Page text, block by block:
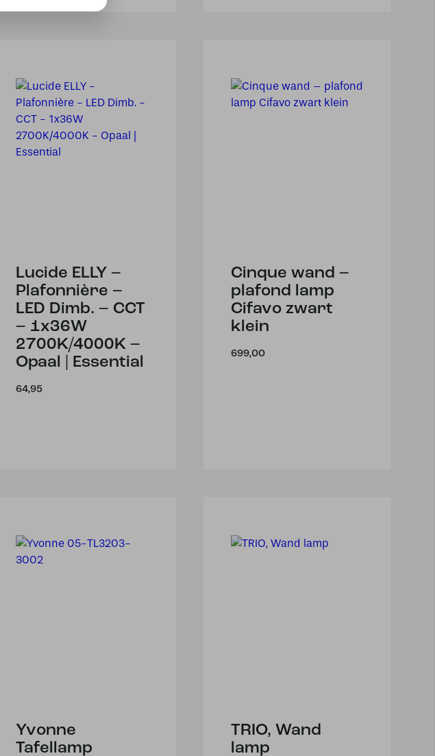
Lucide ELLY –
Plafonnière –
LED Dimb. – CCT
– 1x36W
2700K/4000K –
Opaal | Essential
64,95
Cinque wand –
plafond lamp
Cifavo zwart
klein
699,00
Yvonne
Tafellamp
TRIO, Wand
lamp